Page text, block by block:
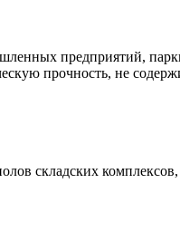
предприятий,
прочность, не
складских